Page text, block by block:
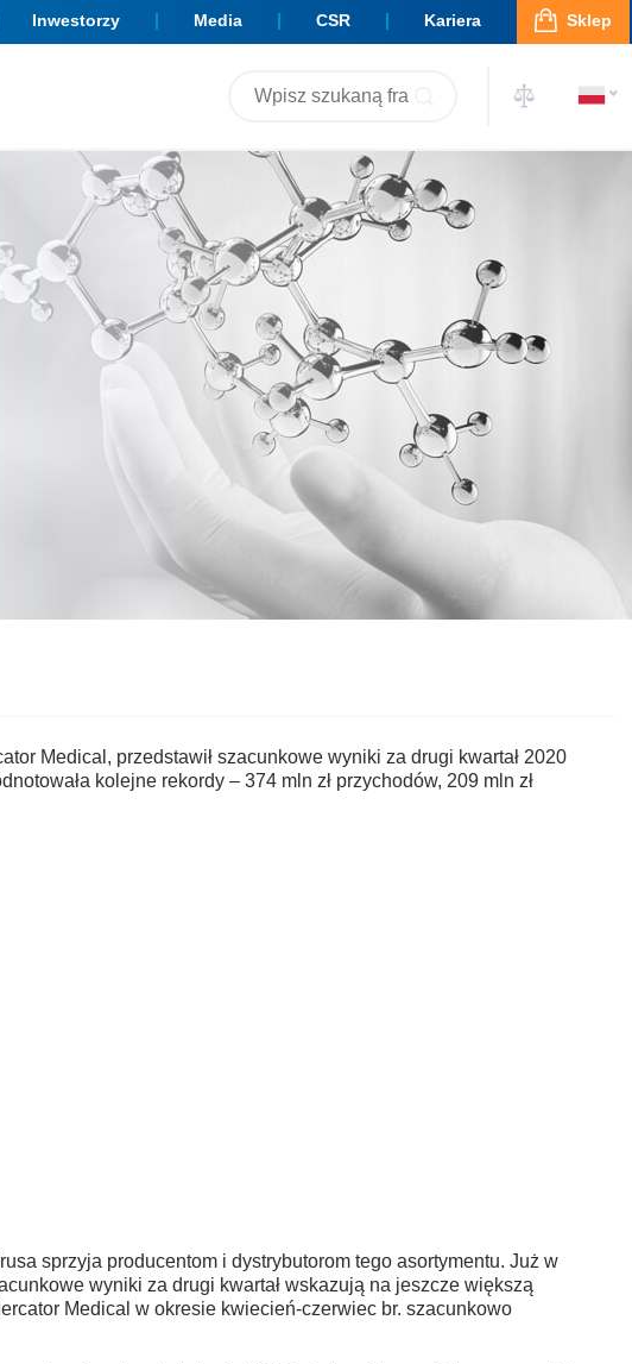
Inwestorzy Media CSR Kariera Sklep
Medical, przedstawił szacunkowe wyniki za drugi kwartał 2020
kolejne rekordy – 374 mln zł przychodów, 209 mln zł
sprzyja producentom i dystrybutorom tego asortymentu. Już w
wyniki za drugi kwartał wskazują na jeszcze większą
Medical w okresie kwiecień-czerwiec br. szacunkowo